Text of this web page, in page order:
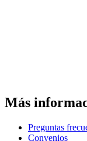
Más
Preguntas
Convenios